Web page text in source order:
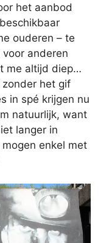
het aanbod
ouderen – te
anderen
me altijd diep…
zonder het gif
in spé krijgen nu
natuurlijk, want
langer in
enkel met